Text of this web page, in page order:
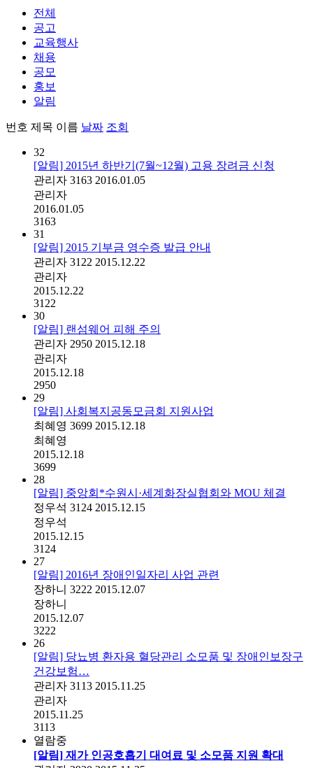
전체
공고
교육행사
채용
공모
홍보
알림
번호 제목 이름 날짜 조회
32
[알림] 2015년 하반기(7월~12월) 고용 장려금 신청
관리자 3163 2016.01.05
관리자
2016.01.05
3163
31
[알림] 2015 기부금 영수증 발급 안내
관리자 3122 2015.12.22
관리자
2015.12.22
3122
30
[알림] 랜섬웨어 피해 주의
관리자 2950 2015.12.18
관리자
2015.12.18
2950
29
[알림] 사회복지공동모금회 지원사업
최혜영 3699 2015.12.18
최혜영
2015.12.18
3699
28
[알림] 중앙회*수원시·세계화장실협회와 MOU 체결
정우석 3124 2015.12.15
정우석
2015.12.15
3124
27
[알림] 2016년 장애인일자리 사업 관련
장하니 3222 2015.12.07
장하니
2015.12.07
3222
26
[알림] 당뇨병 환자용 혈당관리 소모품 및 장애인보장구
건강보험…
관리자 3113 2015.11.25
관리자
2015.11.25
3113
열람중
[알림] 재가 인공호흡기 대여료 및 소모품 지원 확대